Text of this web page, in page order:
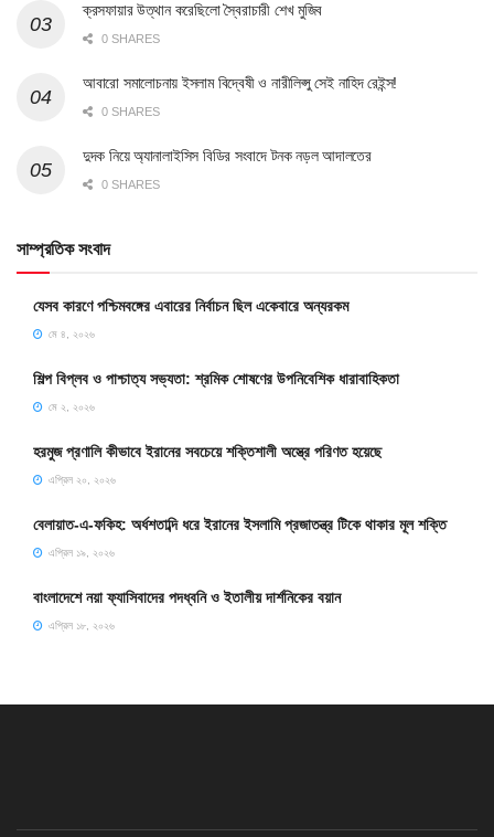
ক্রসফায়ার উত্থান করেছিলো স্বৈরাচারী শেখ মুজিব
0 SHARES
আবারো সমালোচনায় ইসলাম বিদ্বেষী ও নারীলিপ্সু সেই নাহিদ রেইন্স!
0 SHARES
দুদক নিয়ে অ্যানালাইসিস বিডির সংবাদে টনক নড়ল আদালতের
0 SHARES
সাম্প্রতিক সংবাদ
যেসব কারণে পশ্চিমবঙ্গের এবারের নির্বাচন ছিল একেবারে অন্যরকম
মে ৪, ২০২৬
শিল্প বিপ্লব ও পাশ্চাত্য সভ্যতা: শ্রমিক শোষণের উপনিবেশিক ধারাবাহিকতা
মে ২, ২০২৬
হরমুজ প্রণালি কীভাবে ইরানের সবচেয়ে শক্তিশালী অস্ত্রে পরিণত হয়েছে
এপ্রিল ২০, ২০২৬
বেলায়াত-এ-ফকিহ: অর্ধশতাব্দি ধরে ইরানের ইসলামি প্রজাতন্ত্র টিকে থাকার মূল শক্তি
এপ্রিল ১৯, ২০২৬
বাংলাদেশে নয়া ফ্যাসিবাদের পদধ্বনি ও ইতালীয় দার্শনিকের বয়ান
এপ্রিল ১৮, ২০২৬